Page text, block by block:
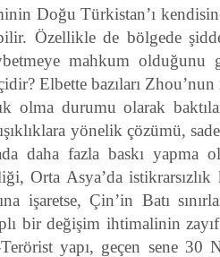
Doğu Türkistan’ı
Özellikle de bölgede
mahkum olduğunu
Elbette bazıları
olma durumu olarak
yönelik çözümü,
daha fazla baskı yapma
Orta Asya’da istikrarsızlık
işaretse, Çin’in Batı
bir değişim ihtimalinin
yapı, geçen sene 30